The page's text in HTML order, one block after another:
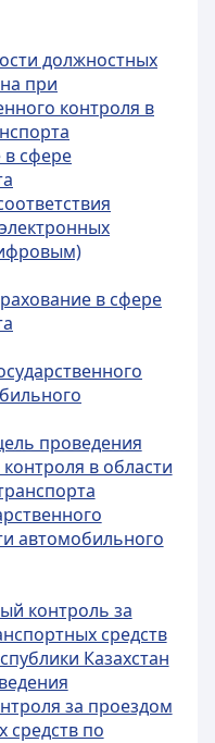
должностных
при
контроля в
в сфере
в сфере
проведения
в области
автомобильного
контроль за
средств
Казахстан
за проездом
средств по